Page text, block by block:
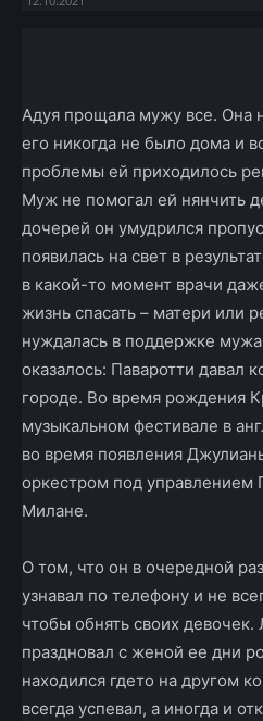
Адуя прощала мужу все. Она
его никогда не было дома и
проблемы ей приходилось
Муж не помогал ей нянчить
дочерей он умудрился
появилась на свет в
в какой­-то момент врачи
жизнь спасать – матери или
нуждалась в поддержке
оказалось: Паваротти давал
городе. Во время рождения
музыкальном фестивале в
во время появления
оркестром под управлением
Милане.
О том, что он в очередной
узнавал по телефону и не
чтобы обнять своих девочек.
праздновал с женой ее дни
находился где­то на другом
всегда успевал, а иногда и